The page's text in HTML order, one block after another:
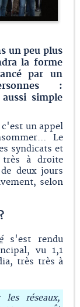
un peu plus
la forme
par un
:
simple
un appel
Le
syndicats et
très à droite
deux jours
selon
s'est rendu
vu 1,1
très très à
réseaux,